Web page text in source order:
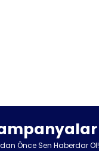
Önce Sen Haberdar Ol!